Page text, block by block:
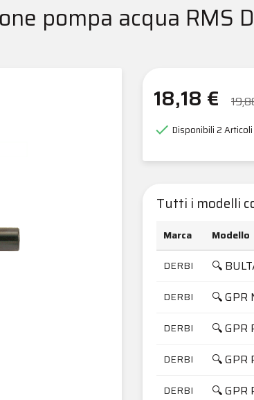
pompa acqua RMS
18,18 €
 Disponibili2 Articoli
Tutti i modelli
Marca Modello
DERBI
🔍
DERBI 🔍 GPR
DERBI 🔍 GPR
DERBI 🔍 GPR
DERBI 🔍 GPR